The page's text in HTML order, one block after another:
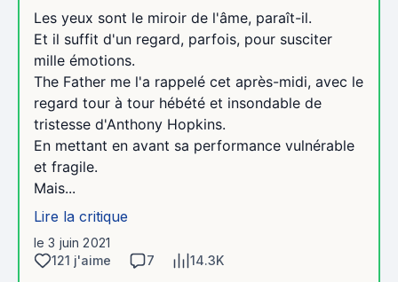
Les yeux sont le miroir de l'âme, paraît-il.
Et il suffit d'un regard, parfois, pour susciter
mille émotions.
The Father me l'a rappelé cet après-midi, avec le
regard tour à tour hébété et insondable de
tristesse d'Anthony Hopkins.
En mettant en avant sa performance vulnérable
et fragile.
Mais...
Lire la critique
le 3 juin 2021
121 j'aime
7 14.3K